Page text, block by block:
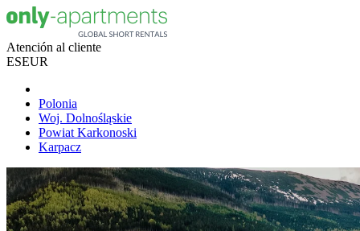
Atención al cliente
ESEUR
Polonia
Woj. Dolnośląskie
Powiat Karkonoski
Karpacz